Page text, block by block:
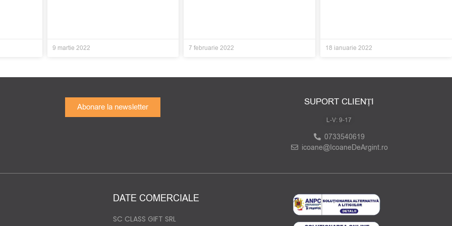
9 martie 2022 7 februarie 2022 18 ianuarie 2022
Abonare la newsletter SUPORT CLIENȚI
L-V: 9-17
0733540619
icoane@IcoaneDeArgint.ro
DATE COMERCIALE
SC CLASS GIFT SRL